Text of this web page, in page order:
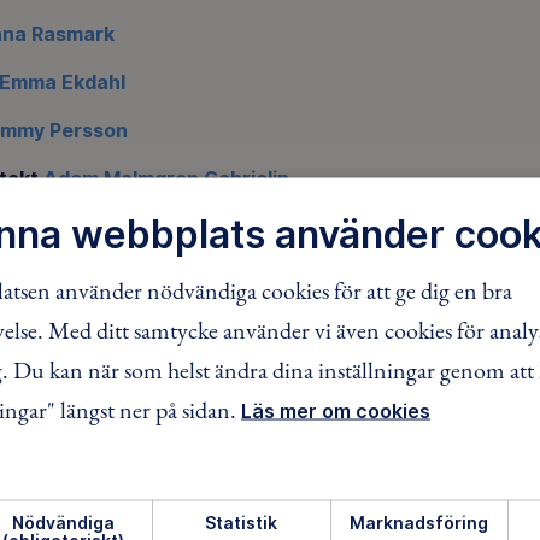
Rasmark
Emma Ekdahl
Persson
Adam Malmgren Gabrielin
Ann-Christine Larsson
i Åkarp
6
att vara med i knopp, knytte, mulle, strövare, lufsare
anmälan vialänkennedan. Gruppernas aktiviteter går
då vi inte använder Äventyrshanteraren för
webbplats använder
använder nödvändiga cookies för att ge dig en bra
Med ditt samtycke använder vi även cookies för
Du kan när som helst ändra dina inställningar genom att
längst ner på sidan. Läs mer om cookies
Nödvändiga
Statistik Marknadsföring